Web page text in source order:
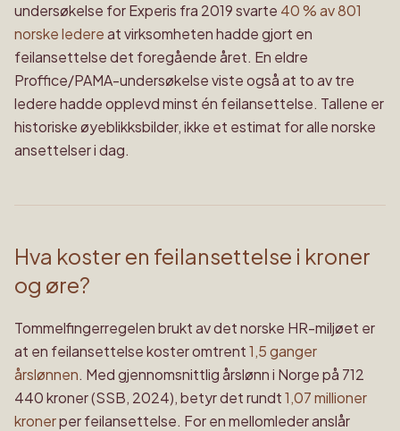
undersøkelse for Experis fra 2019 svarte 40 % av 801
norske ledereat virksomheten hadde gjort en
feilansettelse det foregående året. En eldre
Proffice/PAMA-undersøkelse viste også at to av tre
ledere hadde opplevd minst én feilansettelse. Tallene er
historiske øyeblikksbilder, ikke et estimat for alle norske
ansettelser i dag.
Hva koster en feilansettelse i kroner
og øre?
Tommelfingerregelen brukt av det norske HR-miljøet er
at en feilansettelse koster omtrent1,5 ganger
årslønnen. Med gjennomsnittlig årslønn i Norge på 712
440 kroner (SSB, 2024), betyr det rundt1,07 millioner
kronerper feilansettelse. For en mellomleder anslår